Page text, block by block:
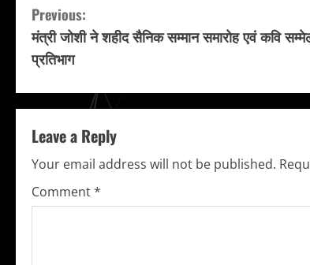
C
o
n
t
i
n
u
Previous:
मंत्री जोशी ने शहीद सैनिक सम्मान समारोह एवं कवि
प्रतिभाग
Leave a Reply
Your email address will not be published.
Comment*